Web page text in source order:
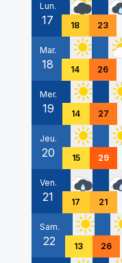
Lun.
17 18 23
Mar.
18 14 26
Mer.
19 14 27
Jeu.
20 15 29
Ven.
21 17 21
Sam.
22 13 26